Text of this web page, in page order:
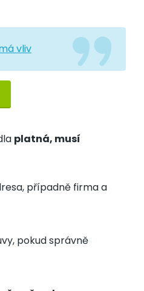
vliv
platná, musí
případně firma a
pokud správně